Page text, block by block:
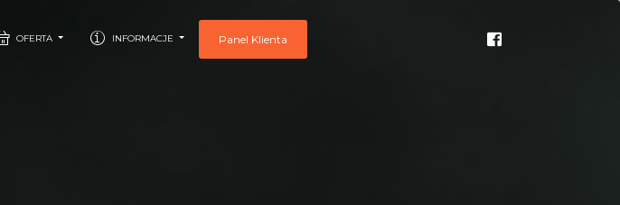
OFERTA INFORMACJE Panel Klienta